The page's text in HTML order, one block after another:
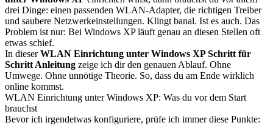
drei Dinge: einen passenden WLAN-Adapter, die richtigen Treiber
und saubere Netzwerkeinstellungen. Klingt banal. Ist es auch. Das
Problem ist nur: Bei Windows XP läuft genau an diesen Stellen oft
etwas schief.
In dieserWLAN Einrichtung unter Windows XP Schritt für
Schritt Anleitung zeige ich dir den genauen Ablauf. Ohne
Umwege. Ohne unnötige Theorie. So, dass du am Ende wirklich
online kommst.
WLAN Einrichtung unter Windows XP: Was du vor dem Start
brauchst
Bevor ich irgendetwas konfiguriere, prüfe ich immer diese Punkte: